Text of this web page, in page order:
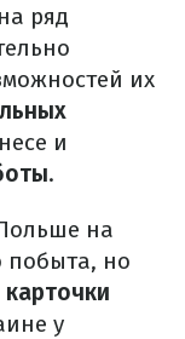
ряд
их
и
.
на
побыта, но
у